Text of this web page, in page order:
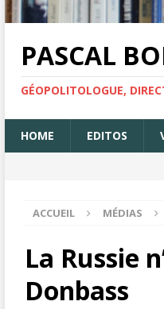
PASCAL
GÉOPOLITOLOGUE,
HOME EDITOS
ACCUEIL MÉDIAS
La Russie
Donbass